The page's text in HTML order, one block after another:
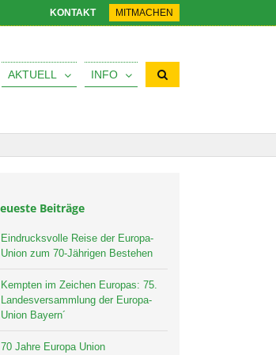
KONTAKT MITMACHEN
AKTUELL INFO
Beiträge
Eindrucksvolle Reise der Europa-
Union zum 70-Jährigen Bestehen
Kempten im Zeichen Europas: 75.
Landesversammlung der Europa-
Union Bayern´
70 Jahre Europa Union